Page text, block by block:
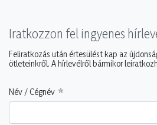
Iratkozzon fel ingyenes
Feliratkozás után értesülést kap az
ötleteinkről. A hírlevélről bármikor
Név / Cégnév